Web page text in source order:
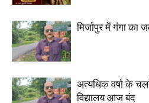
मिर्जापुर में गंगा का
अत्यधिक वर्षा के
विद्यालय आज बंद